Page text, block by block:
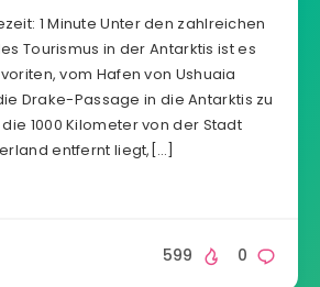
1 Minute Unter den zahlreichen
Tourismus in der Antarktis ist es
vom Hafen von Ushuaia
Drake-Passage in die Antarktis zu
1000 Kilometer von der Stadt
entfernt liegt,[…]
0
599